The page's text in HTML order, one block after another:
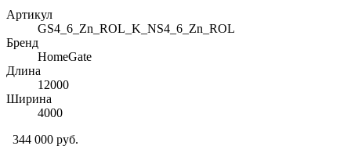
Артикул
GS4_6_Zn_ROL_K_NS4_6_Zn_ROL
Бренд
HomeGate
Длина
12000
Ширина
4000
344 000 руб.